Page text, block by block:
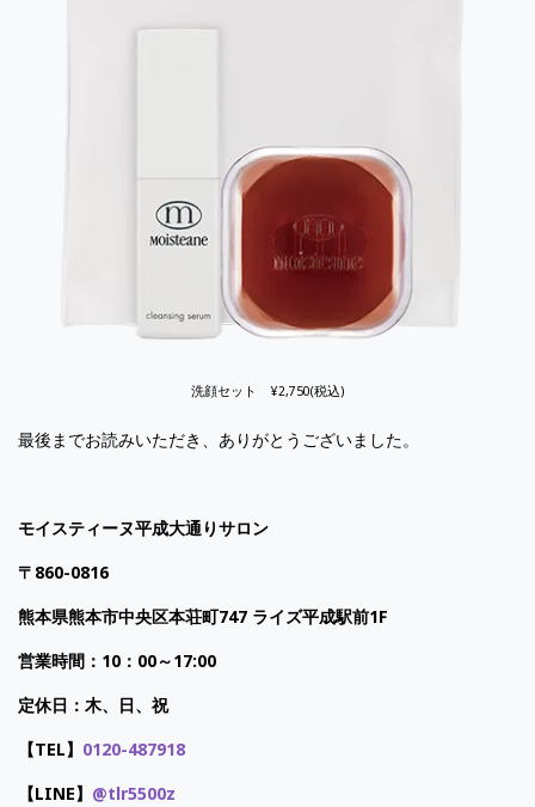
洗顔セット ¥2,750(税込)
最後までお読みいただき、ありがとうございました。
モイスティーヌ平成大通りサロン
〒 860-0816
熊本県熊本市中央区本荘町747 ライズ平成駅前1F
営業時間： 10 ： 00～17:00
定休日：木、日、祝
【TEL】 0120-487918
【LINE】 @tlr5500z